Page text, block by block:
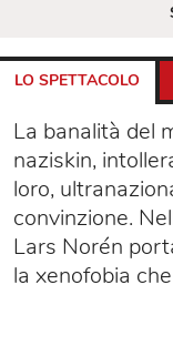
LO SPETTACOLO
La banalità del
naziskin,
loro,
convinzione.
Lars Norén
la xenofobia
nutriti di luoghi